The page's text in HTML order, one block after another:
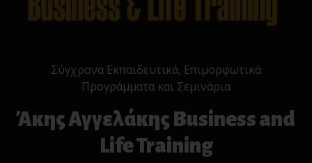
Σύγχρονα Εκπαιδευτικά, Επιμορφωτικά
Προγράμματα και Σεμινάρια
Άκης Αγγελάκης Business and
Life Training